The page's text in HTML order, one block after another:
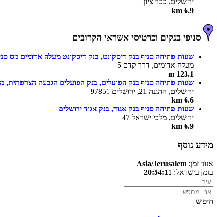
ירושלים, ככר ציון
6.9 km
סניפי בנקים וכרטיסי אשראי הקרובים
שעות פתיחה סניף בנק דיסקונט, בנק דיסקונט מעלה אדומים מס
מעלה אדומים, דרך קדם 5
123.1 m
שעות פתיחה סניף בנק הפועלים, בנק הפועלים הגבעה הצרפתית, מס'
ירושלים, ההגנה 21, ירושלים 97851
6.6 km
שעות פתיחה סניף בנק אגוד, בנק אגוד ירושלים
ירושלים, מלכי ישראל 47
6.9 km
מידע נוסף
אזור זמן: Asia/Jerusalem
בזמן בישראל: 20:54:11
חיפוש